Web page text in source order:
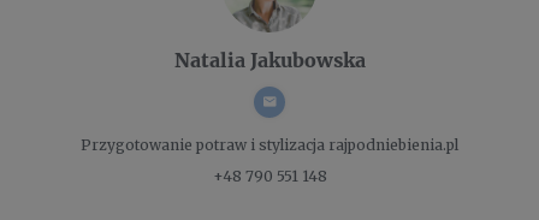
Natalia Jakubowska
Przygotowanie potraw i stylizacja rajpodniebienia.pl
+48 790 551 148